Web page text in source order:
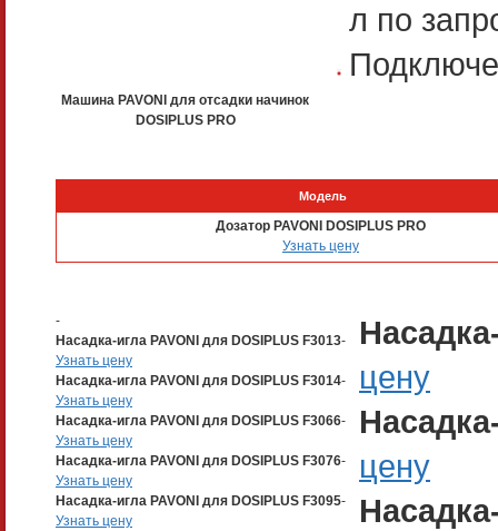
л по
Машина PAVONI для отсадки начинок
DOSIPLUS PRO
Модель
Дозатор PAVONI DOSIPLUS PRO
Узнать цену
-
Насадка-игла PAVONI для DOSIPLUS F3013-
Узнать цену
Насадка-игла PAVONI для DOSIPLUS F3014-
Узнать цену
Насадка-игла PAVONI для DOSIPLUS F3066-
Узнать цену
Насадка-игла PAVONI для DOSIPLUS F3076-
Узнать цену
Насадка-игла PAVONI для DOSIPLUS F3095-
Узнать цену
цену
цену